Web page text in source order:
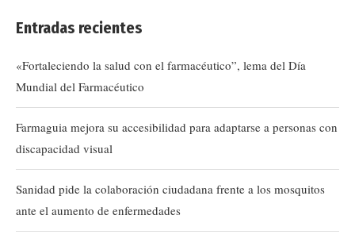
Entradas recientes
«Fortaleciendo la salud con el farmacéutico”, lema del Día
Mundial del Farmacéutico
Farmaguia mejora su accesibilidad para adaptarse a personas con
discapacidad visual
Sanidad pide la colaboración ciudadana frente a los mosquitos
ante el aumento de enfermedades